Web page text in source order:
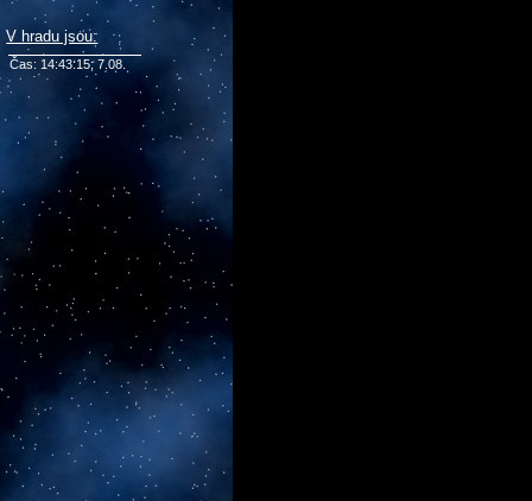
V hradu jsou:
Čas: 14:43:15; 7.08.